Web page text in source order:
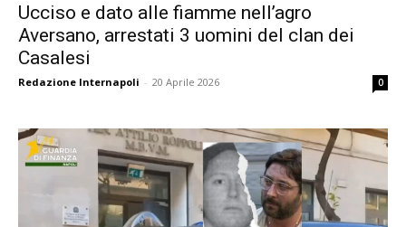
Ucciso e dato alle fiamme nell’agro
Aversano, arrestati 3 uomini del clan dei
Casalesi
Redazione Internapoli - 20 Aprile 2026 0